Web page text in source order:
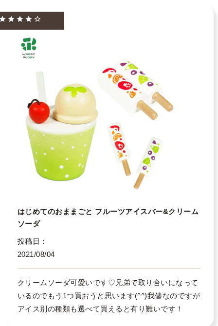
はじめてのおままごと フルーツアイスバー&クリーム
ソーダ
投稿日
2021/08/04
クリームソーダ可愛いです♡兄弟で取り合いになって
いるのでもう1つ買おうと思います(^^)我儘なのですが
アイス別の種類も選べて買えると有り難いです！